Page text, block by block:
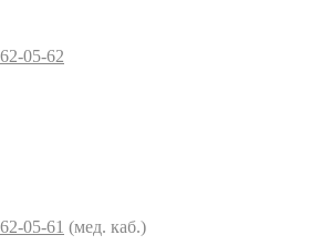
05-62
05-61 (мед. каб.)